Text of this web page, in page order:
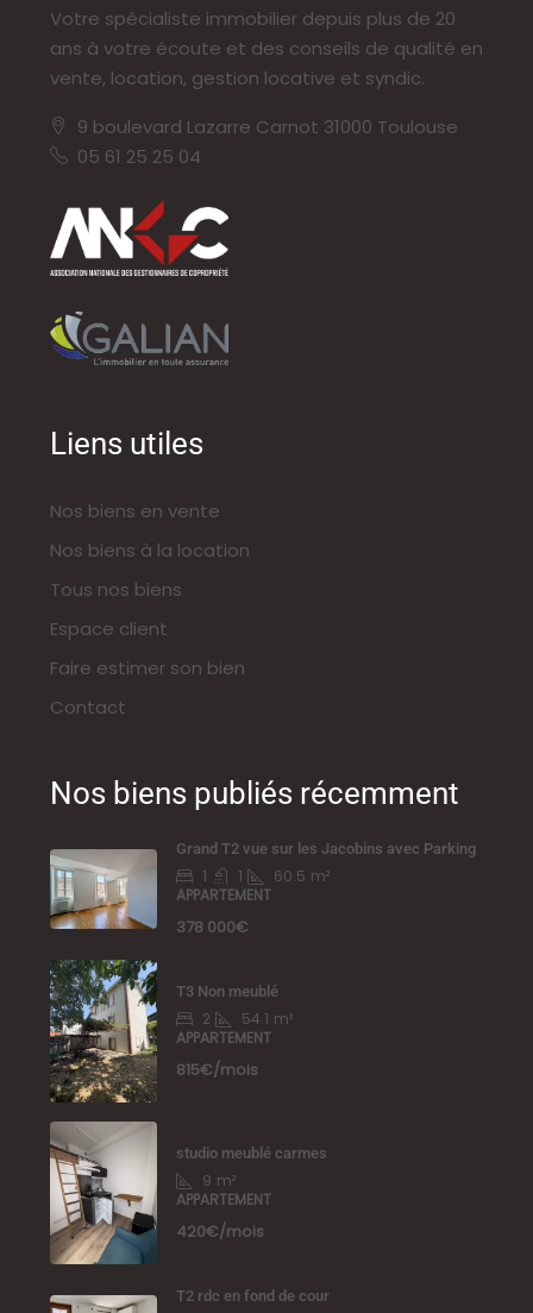
Votre spécialiste immobilier depuis plus de 20
ans à votre écoute et des conseils de qualité en
vente, location, gestion locative et syndic.
9 boulevard Lazarre Carnot 31000 Toulouse
05 61 25 25 04
Liens utiles
Nos biens en vente
Nos biens à la location
Tous nos biens
Espace client
Faire estimer son bien
Contact
Nos biens publiés récemment
Grand T2 vue sur les Jacobins avec Parking
1 1 60.5 m²
APPARTEMENT
378 000€
T3 Non meublé
2 54.1 m²
APPARTEMENT
815€/mois
studio meublé carmes
9 m²
APPARTEMENT
420€/mois
T2 rdc en fond de cour